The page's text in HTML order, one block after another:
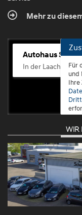
Mehr zu
Autohaus
In der Laach 76,Für
und
Ihre
WIR